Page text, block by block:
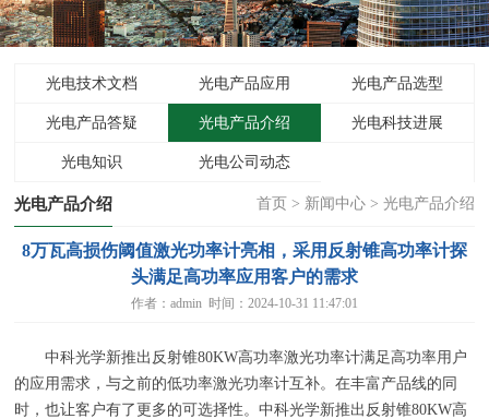
光电技术文档 光电产品应用 光电产品选型
光电产品答疑 光电产品介绍 光电科技进展
光电知识 光电公司动态
光电产品介绍 首页 > 新闻中心> 光电产品介绍
8万瓦高损伤阈值激光功率计亮相，采用反射锥高功率计探
头满足高功率应用客户的需求
作者：admin 时间：2024-10-31 11:47:01
中科光学新推出反射锥80KW高功率激光功率计满足高功率用户
的应用需求，与之前的低功率激光功率计互补。在丰富产品线的同
时，也让客户有了更多的可选择性。中科光学新推出反射锥80KW高